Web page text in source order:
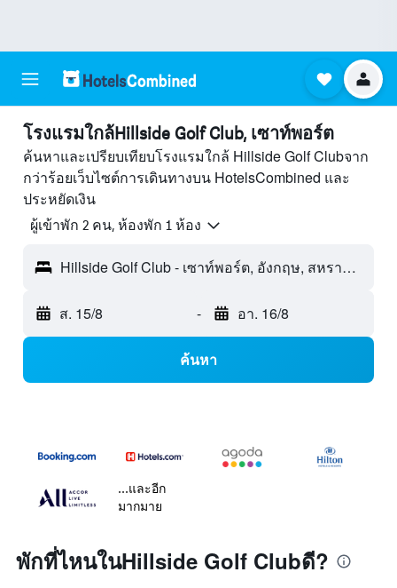
โรงแรมใกล้Hillside Golf Club, เซาท์พอร์ต
ค้นหาและเปรียบเทียบโรงแรมใกล้ Hillside Golf Clubจาก
กว่าร้อยเว็บไซต์การเดินทางบน HotelsCombined และ
ประหยัดเงิน
ผู้เข้าพัก 2 คน, ห้องพัก 1 ห้อง
Hillside Golf Club - เซาท์พอร์ต, อังกฤษ, สหราชอาณาจักร
ส. 15/8 - อา. 16/8
ค้นหา
...และอีก
มากมาย
พักที่ไหนในHillside Golf Clubดี?